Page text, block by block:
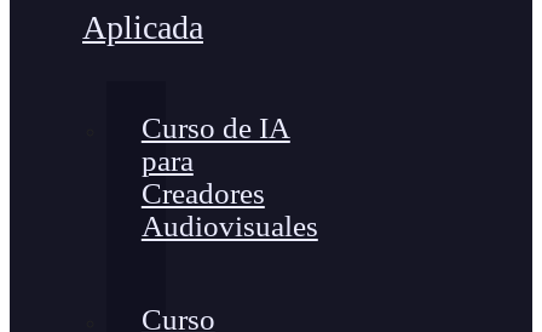
Aplicada
Curso de IA
para
Creadores
Audiovisuales
Curso